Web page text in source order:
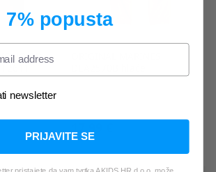
CB
30 dana:
*Najniža cijena u zadnjih 30 dana:
28,79 €
7% popusta
newsletter
PRIJAVITE SE